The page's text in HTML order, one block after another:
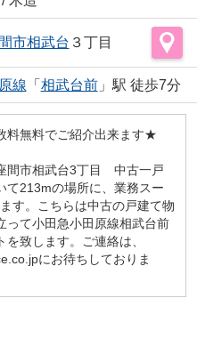
市相武台 ３丁目
線 「 相武台前」駅 徒歩7分
無料でご紹介出来ます★
間市相武台3丁目 中古一戸
て213mの場所に、業務スー
す。こちらは中古の戸建て物
って小田急小田原線相武台前
致します。ご連絡は、
にお待ちしておりま